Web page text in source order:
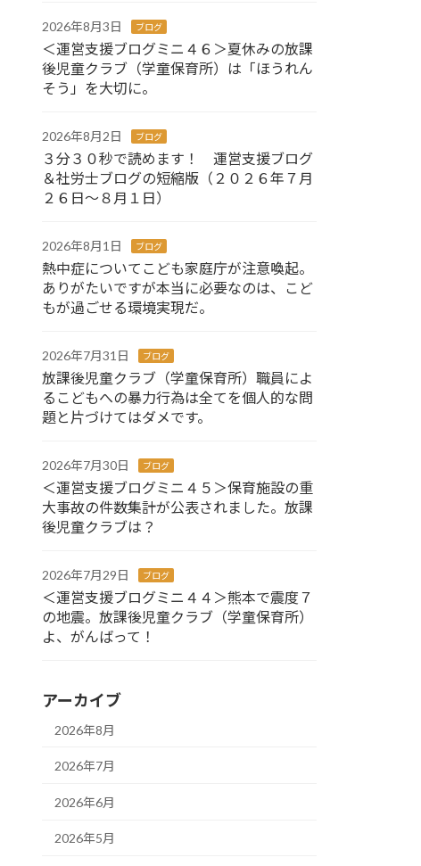
2026年8月3日 ブログ
＜運営支援ブログミニ４６＞夏休みの放課
後児童クラブ（学童保育所）は「ほうれん
そう」を大切に。
2026年8月2日 ブログ
３分３０秒で読めます！ 運営支援ブログ
＆社労士ブログの短縮版（２０２６年７月
２６日～８月１日）
2026年8月1日 ブログ
熱中症についてこども家庭庁が注意喚起。
ありがたいですが本当に必要なのは、こど
もが過ごせる環境実現だ。
2026年7月31日 ブログ
放課後児童クラブ（学童保育所）職員によ
るこどもへの暴力行為は全てを個人的な問
題と片づけてはダメです。
2026年7月30日 ブログ
＜運営支援ブログミニ４５＞保育施設の重
大事故の件数集計が公表されました。放課
後児童クラブは？
2026年7月29日 ブログ
＜運営支援ブログミニ４４＞熊本で震度７
の地震。放課後児童クラブ（学童保育所）
よ、がんばって！
アーカイブ
2026年8月
2026年7月
2026年6月
2026年5月